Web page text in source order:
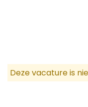
Deze vacature is